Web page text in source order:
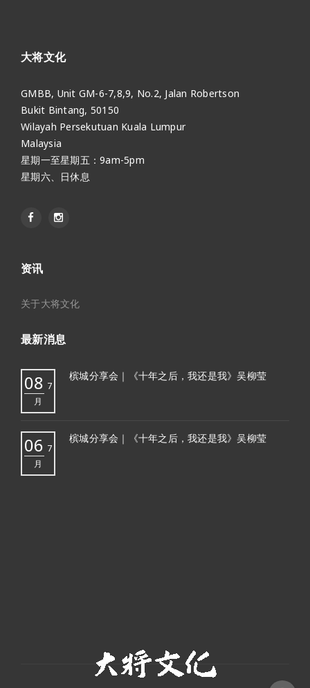
大将文化
GMBB, Unit GM-6-7,8,9, No.2, Jalan Robertson
Bukit Bintang, 50150
Wilayah Persekutuan Kuala Lumpur
Malaysia
星期一至星期五：9am-5pm
星期六、日休息
资讯
关于大将文化
最新消息
08 7
月
槟城分享会｜《十年之后，我还是我》吴柳莹
06 7
月
槟城分享会｜《十年之后，我还是我》吴柳莹